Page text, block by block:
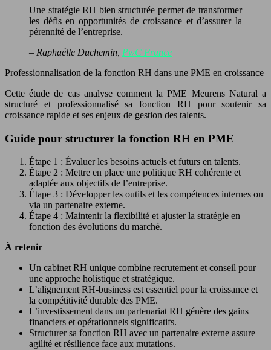
Une stratégie RH bien structurée permet de transformer
les défis en opportunités de croissance et d’assurer la
pérennité de l’entreprise.
– Raphaëlle Duchemin, PwC France
Professionnalisation de la fonction RH dans une PME en croissance
Cette étude de cas analyse comment la PME Meurens Natural a
structuré et professionnalisé sa fonction RH pour soutenir sa
croissance rapide et ses enjeux de gestion des talents.
Guide pour structurer la fonction RH en PME
Étape 1 : Évaluer les besoins actuels et futurs en talents.
Étape 2 : Mettre en place une politique RH cohérente et
adaptée aux objectifs de l’entreprise.
Étape 3 : Développer les outils et les compétences internes ou
via un partenaire externe.
Étape 4 : Maintenir la flexibilité et ajuster la stratégie en
fonction des évolutions du marché.
À retenir
Un cabinet RH unique combine recrutement et conseil pour
une approche holistique et stratégique.
L’alignement RH-business est essentiel pour la croissance et
la compétitivité durable des PME.
L’investissement dans un partenariat RH génère des gains
financiers et opérationnels significatifs.
Structurer sa fonction RH avec un partenaire externe assure
agilité et résilience face aux mutations.